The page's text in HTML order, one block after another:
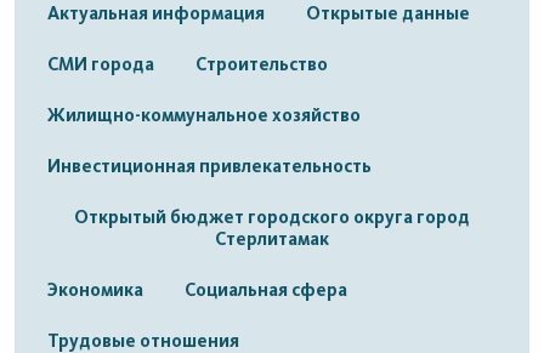
Актуальная информация Открытые данные
СМИ города Строительство
Жилищно-коммунальное хозяйство
Инвестиционная привлекательность
Открытый бюджет городского округа город
Стерлитамак
Экономика Социальная сфера
Трудовые отношения